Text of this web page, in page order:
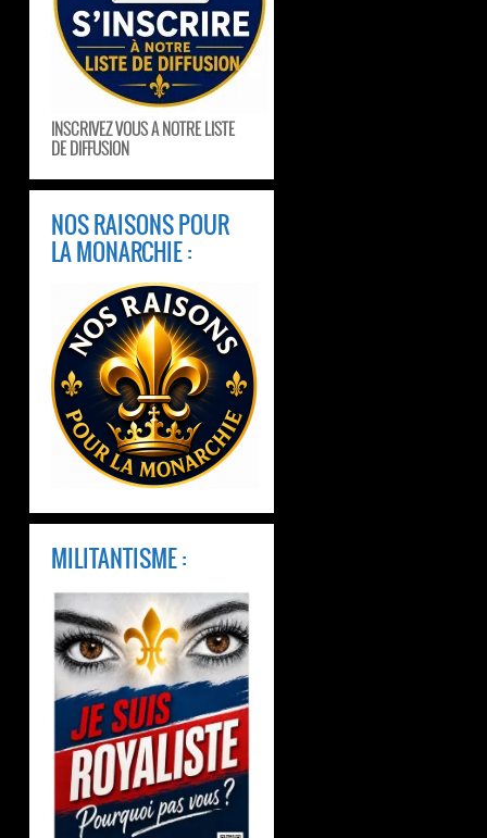
INSCRIVEZ VOUS A NOTRE LISTE
DE DIFFUSION
NOS RAISONS POUR
LA MONARCHIE :
MILITANTISME :